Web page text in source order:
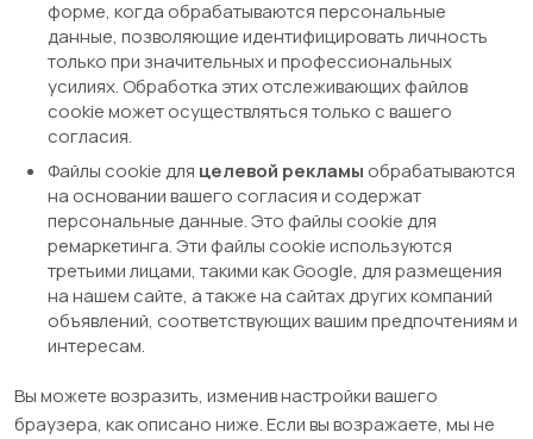
форме, когда обрабатываются персональные
данные, позволяющие идентифицировать личность
только при значительных и профессиональных
усилиях. Обработка этих отслеживающих файлов
cookie может осуществляться только с вашего
согласия.
Файлы cookie для целевой рекламы обрабатываются
на основании вашего согласия и содержат
персональные данные. Это файлы cookie для
ремаркетинга. Эти файлы cookie используются
третьими лицами, такими как Google, для размещения
на нашем сайте, а также на сайтах других компаний
объявлений, соответствующих вашим предпочтениям и
интересам.
Вы можете возразить, изменив настройки вашего
браузера, как описано ниже. Если вы возражаете, мы не